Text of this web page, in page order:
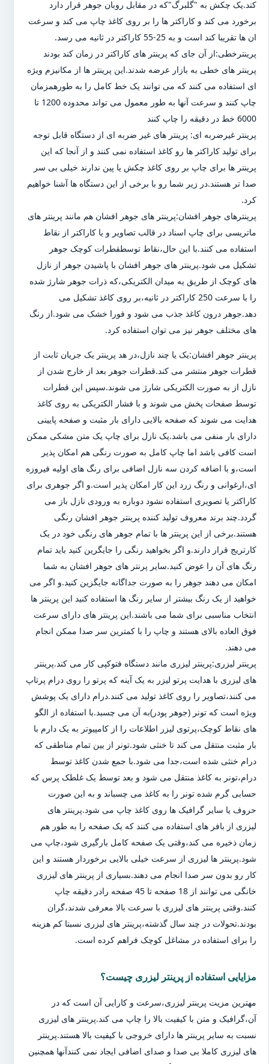
کند.یک چکش به "گلبرگ"که در مقابل روبان جوهر قرار دارد
برخورد می کند و کاراکتر ها را بر روی کاغذ چاپ می کند و سرعت
ان ها تقریبا کند است و به 25-55 کاراکتر در ثانیه می رسد.
پرینترخطی:از آن جای که پرینتر های کاراکتر در زمان کند بودند
پرینتر های خطی به بازار عرضه شدند.این پرینتر ها از مکانیزم ویژه
ای استفاده می کنند که می توانند یک خط کامل را به طورهمزمان
چاپ کنند و سرعت آنها به طور معمول می تواند محدوده 1200 تا
6000 خط در دقیقه را چاپ کنند
پرینتر غیرضربه ای: پرینتر های غیر ضربه ای از دستگاه قابل توجه
برای تولید کاراکتر ها رو کاغذ استفاده نمی کنند و از آنجا که این
پرینتر ها برای چاپ بر روی کاغذ چکش یا پین ندارند خیلی بی سر
صدا تر هستند.در زیر شما رو با برخی از این دستگاه ها آشنا خواهیم
کرد.
پرینترهای جوهر افشان:پرینتر های جوهر افشان هم مانند پرینتر های
ماتریسی برای چاپ اسناد در قالب تصاویر و یا کاراکتر از نقاط
استفاده می کنند.با این حال،نقاط توسطقطرات کوچک جوهر
تشکیل می شود.پرینتر های جوهر افشان با پاشیدن جوهر از نازل
های کوچک از طریق یه میدان الکتریکی،که ذرات جوهر شارژ شده
را با سرعت 250 کاراکتر در ثانیه،بر روی کاغذ تشکیل می
دهد.جوهر درون کاغذ جذب می شود و فورا خشک می شود.از رنگ
های مختلف جوهر نیز می توان استفاده کرد.
پرینتر جوهر افشان:یک یا چند نازل،در هد پرینتر یک جریان ثابت از
قطرات جوهر منتشر می کند.قطرات جوهر بعد از خارج شدن از
نازل از به صورت الکتریکی شارژ می شوند.سپس این قطرات
توسط صفحات پخش می شوند و با فشار الکتریکی به روی کاغذ
هدایت می شوند که صفحه بالایی دارای بار مثبت و صفحه پایینی
دارای بار منفی می باشد.یک نازل برای چاپ یک متن مشکی ممکن
است کافی باشد اما چاپ کامل به صورت رنگی هم امکان پذیر
است،و با اضافه کردن سه نازل اضافی برای رنگ های اولیه فیروزه
ای،ارغوانی و رنگ زرد این کار امکان پذیر است.و اگر جوهری برای
کاراکتر یا تصویری استفاده نشود دوباره به ورودی نازل باز می
گردد.چند برند معروف تولید کننده پرینتر جوهر افشان رنگی
هستند.برخی از این پرینتر ها با تمام جوهر های رنگی خود در یک
کارتریج قرار دارند.و اگر بخواهید رنگی را جایگرین کنید باید تمام
رنگ های آن را عوض کنید.سایر پرنتر های جوهر افشان به شما
امکان می دهند جوهر را به صورت جداگانه جایگزین کنید.و اگر می
خواهید از یک رنگ بیشتر از سایر رنگ ها استفاده کنید این پرینتر ها
انتخاب مناسبی برای شما می باشند.این پرینتر های دارای سرعت
فوق العاده بالای هستند و چاپ را با کمترین سر صدا ممکن انجام
می دهند.
پرینتر لیزری:پرینتر لیزری مانند دستگاه فتوکپی کار می کند.پرینتر
های لیزری با هدایت پرتو لیزر به یک آینه که پرتو را روی درام پرتاپ
می کنند،تصاویر را روی کاغذ تولید می کنند.درام دارای یک پوشش
ویژه است که تونر (جوهر پودر)به آن می چسبد.با استفاده از الگو
های نقاط کوچک،پرتوی لیزر اطلاعات را از کامپیوتر به یک دارم با
بار مثبت منتقل می کند تا خنثی شود.تونر از بین تمام مناطقی که
درام خنثی شده است،جدا می شود.با جمع شدن کاغذ توسط
درام،تونر به کاغذ منتقل می شود و بعد توسط یک غلطک پرس که
حسابی گرم شده تونر را به کاغذ می چسباند و به این صورت
حروف یا سایر گرافیک ها روی کاغذ چاپ می شود.پرینتر های
لیزری از بافر های استفاده می کنند که یک صفحه را به طور هم
زمان ذخیره می کند،وقتی یک صفحه کامل بارگیری شود،چاپ می
شود.پرینتر ها لیزری از سرعت خیلی بالایی برخوردار هستند و این
کار رو بدون سر صدا انجام می دهند.بسیاری از پرینتر های لیزری
خانگی می توانند از 18 صفحه تا 45 صفحه رادر دقیقه چاپ
کنند.وقتی پرینتر های لیزری با سرعت بالا معرفی شدند،گران
بودند.تحولات در چند سال گذشته،پرینتر های لیزری نسبتا کم هزینه
را برای استفاده در مشاغل کوچک فراهم کرده است.
مزایایی استفاده از پرینتر لیزری چیست؟
مهترین مزیت پرینتر لیزری،سرعت و کارایی آن است که در
آن،گرافیک و متن با کیفیت بالا را چاپ می کند.پرینتر های لیزری
نسبت به سایر پرینتر ها دارای خروجی با کیفیت بالا هستند.پرینتر
های لیزری کاملا بی صدا و صدای اضافی ایجاد نمی کنندآنها همچنین